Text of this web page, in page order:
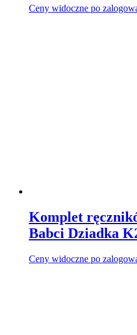
Ceny widoczne po
Komplet
Babci Dziadka
Ceny widoczne po